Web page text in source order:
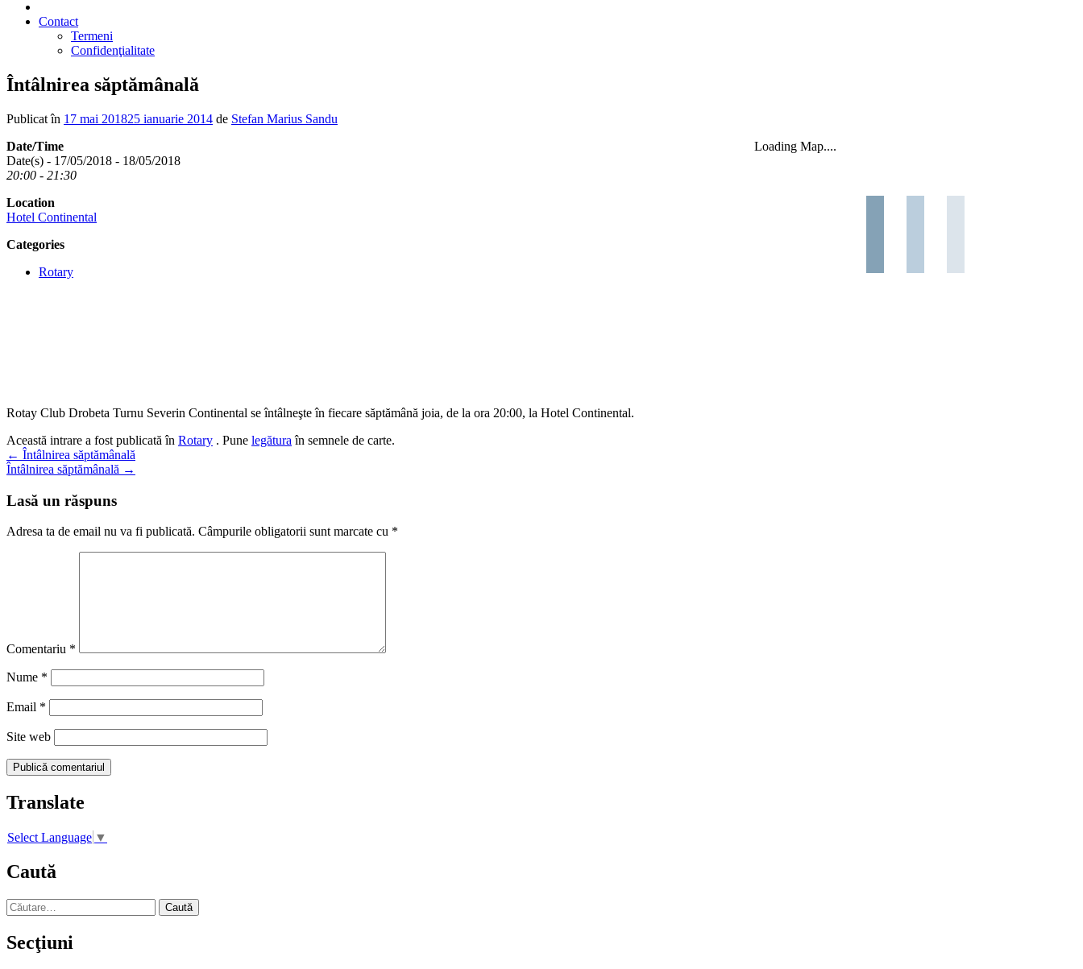
Contact
Termeni
Confidenţialitate
Întâlnirea săptămânală
Publicat în 17 mai 201825 ianuarie 2014 de Stefan Marius Sandu
Loading Map....
Date/Time
Date(s) - 17/05/2018 - 18/05/2018
20:00 - 21:30
Location
Hotel Continental
Categories
Rotary
Rotay Club Drobeta Turnu Severin Continental se întâlneşte în fiecare săptămână joia, de la ora 20:00, la Hotel Continental.
Această intrare a fost publicată în Rotary . Pune legătura în semnele de carte.
Navigare
în
articole
← Întâlnirea săptămânală
Întâlnirea săptămânală →
Lasă un răspuns
Adresa ta de email nu va fi publicată. Câmpurile obligatorii sunt marcate cu *
Comentariu *
Nume *
Email *
Site web
Translate
Select Language ▼
Caută
Caută
după:
Secţiuni